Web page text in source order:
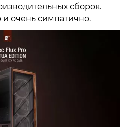
сборок.
очень симпатично.